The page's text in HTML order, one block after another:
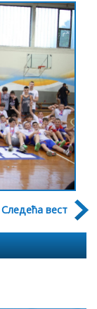
Следећа вест